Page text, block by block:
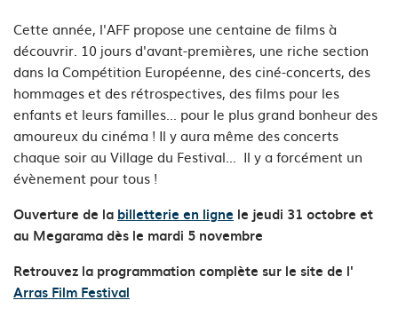
Cette année, l'AFF propose une centaine de films à
découvrir. 10 jours d'avant-premières, une riche section
dans la Compétition Européenne, desciné-concerts, des
hommages et des rétrospectives, desfilms pour les
enfants et leurs familles... pour le plus grand bonheur des
amoureux du cinéma ! Il y aura même desconcerts
chaque soirau Village du Festival...
Il y a forcément un
évènement pour tous !
Ouverture de la billetterie en ligne le jeudi 31 octobre et
au Megarama dès le mardi 5 novembre
Retrouvez la programmation complète sur le site de l'
Arras Film Festival